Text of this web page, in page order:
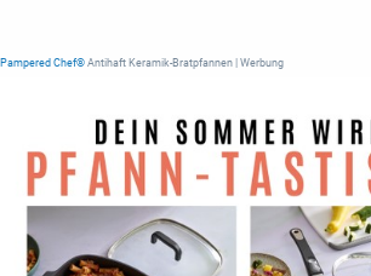
Pampered Chef® Antihaft Keramik-Bratpfannen | Werbung